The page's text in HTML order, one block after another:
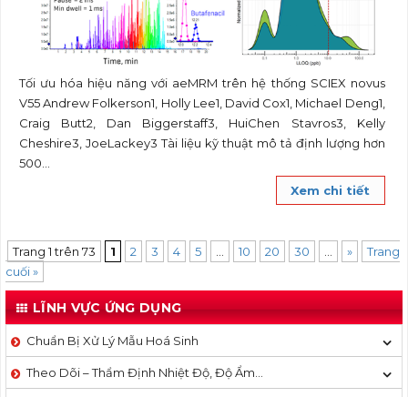
Tối ưu hóa hiệu năng với aeMRM trên hệ thống SCIEX novus
V55 Andrew Folkerson1, Holly Lee1, David Cox1, Michael Deng1,
Craig Butt2, Dan Biggerstaff3, HuiChen Stavros3, Kelly
Cheshire3, JoeLackey3 Tài liệu kỹ thuật mô tả định lượng hơn
500...
Xem chi tiết
Trang 1 trên 73 1 2 3 4 5 10 20 30 »
Trang
cuối »
LĨNH VỰC ỨNG DỤNG
Chuẩn Bị Xử Lý Mẫu Hoá Sinh
Theo Dõi – Thẩm Định Nhiệt Độ, Độ Ẩm…